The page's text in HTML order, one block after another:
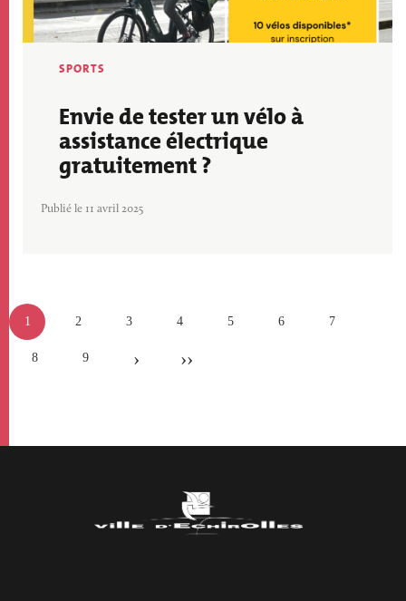
SPORTS
Envie de tester un vélo à
assistance électrique
gratuitement ?
Publié le 11 avril 2025
Page
actuelle
1 Page
2 Page
3 Page
4 Page
5 Page
6 Page
7
Page
8 Page
9